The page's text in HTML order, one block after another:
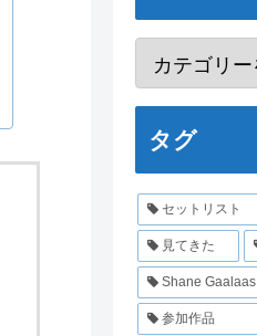
タグ
セットリスト
見てきた
Shane Gaalaas
参加作品